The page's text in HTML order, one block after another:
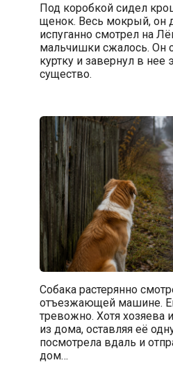
Под коробкой сидел
щенок. Весь мокрый, он
испуганно смотрел на
мальчишки сжалось. Он
куртку и завернул в нее
существо.
Собака растерянно
отъезжающей машине.
тревожно. Хотя хозяева
из дома, оставляя её
посмотрела вдаль и
дом…